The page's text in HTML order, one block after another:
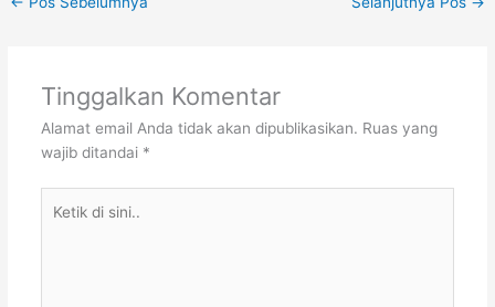
Tinggalkan Komentar
Alamat email Anda tidak akan dipublikasikan. Ruas yang
wajib ditandai *